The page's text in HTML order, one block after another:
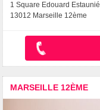
1 Square Edouard Estaunié
13012 Marseille 12ème
MARSEILLE 12ÈME